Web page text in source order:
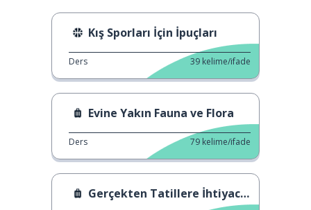
Kış Sporları İçin İpuçları
Ders 39 kelime/ifade
Evine Yakın Fauna ve Flora
Ders 79 kelime/ifade
Gerçekten Tatillere İhtiyacımız Var mı?